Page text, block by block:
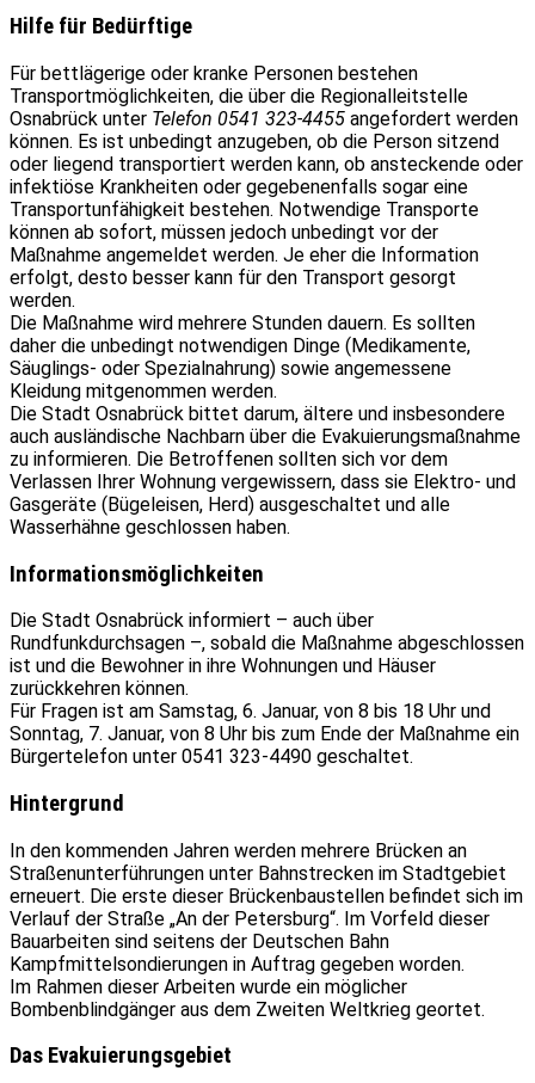
Hilfe für Bedürftige
Für bettlägerige oder kranke Personen bestehen
Transportmöglichkeiten, die über die Regionalleitstelle
Osnabrück unter Telefon 0541 323-4455 angefordert werden
können. Es ist unbedingt anzugeben, ob die Person sitzend
oder liegend transportiert werden kann, ob ansteckende oder
infektiöse Krankheiten oder gegebenenfalls sogar eine
Transportunfähigkeit bestehen. Notwendige Transporte
können ab sofort, müssen jedoch unbedingt vor der
Maßnahme angemeldet werden. Je eher die Information
erfolgt, desto besser kann für den Transport gesorgt
werden.
Die Maßnahme wird mehrere Stunden dauern. Es sollten
daher die unbedingt notwendigen Dinge (Medikamente,
Säuglings- oder Spezialnahrung) sowie angemessene
Kleidung mitgenommen werden.
Die Stadt Osnabrück bittet darum, ältere und insbesondere
auch ausländische Nachbarn über die Evakuierungsmaßnahme
zu informieren. Die Betroffenen sollten sich vor dem
Verlassen Ihrer Wohnung vergewissern, dass sie Elektro- und
Gasgeräte (Bügeleisen, Herd) ausgeschaltet und alle
Wasserhähne geschlossen haben.
Informationsmöglichkeiten
Die Stadt Osnabrück informiert – auch über
Rundfunkdurchsagen –, sobald die Maßnahme abgeschlossen
ist und die Bewohner in ihre Wohnungen und Häuser
zurückkehren können.
Für Fragen ist am Samstag, 6. Januar, von 8 bis 18 Uhr und
Sonntag, 7. Januar, von 8 Uhr bis zum Ende der Maßnahme ein
Bürgertelefon unter 0541 323-4490 geschaltet.
Hintergrund
In den kommenden Jahren werden mehrere Brücken an
Straßenunterführungen unter Bahnstrecken im Stadtgebiet
erneuert. Die erste dieser Brückenbaustellen befindet sich im
Verlauf der Straße „An der Petersburg“. Im Vorfeld dieser
Bauarbeiten sind seitens der Deutschen Bahn
Kampfmittelsondierungen in Auftrag gegeben worden.
Im Rahmen dieser Arbeiten wurde ein möglicher
Bombenblindgänger aus dem Zweiten Weltkrieg geortet.
Das Evakuierungsgebiet